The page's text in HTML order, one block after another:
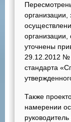
организации,
организации,
уточнены
29.12.2012 №
стандарта
Также
намерении